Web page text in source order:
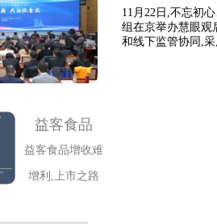
11月22日,不忘初
组在京举办慧眼观
和线下监管协同,
益客食品
益客食品增收难
增利,上市之路